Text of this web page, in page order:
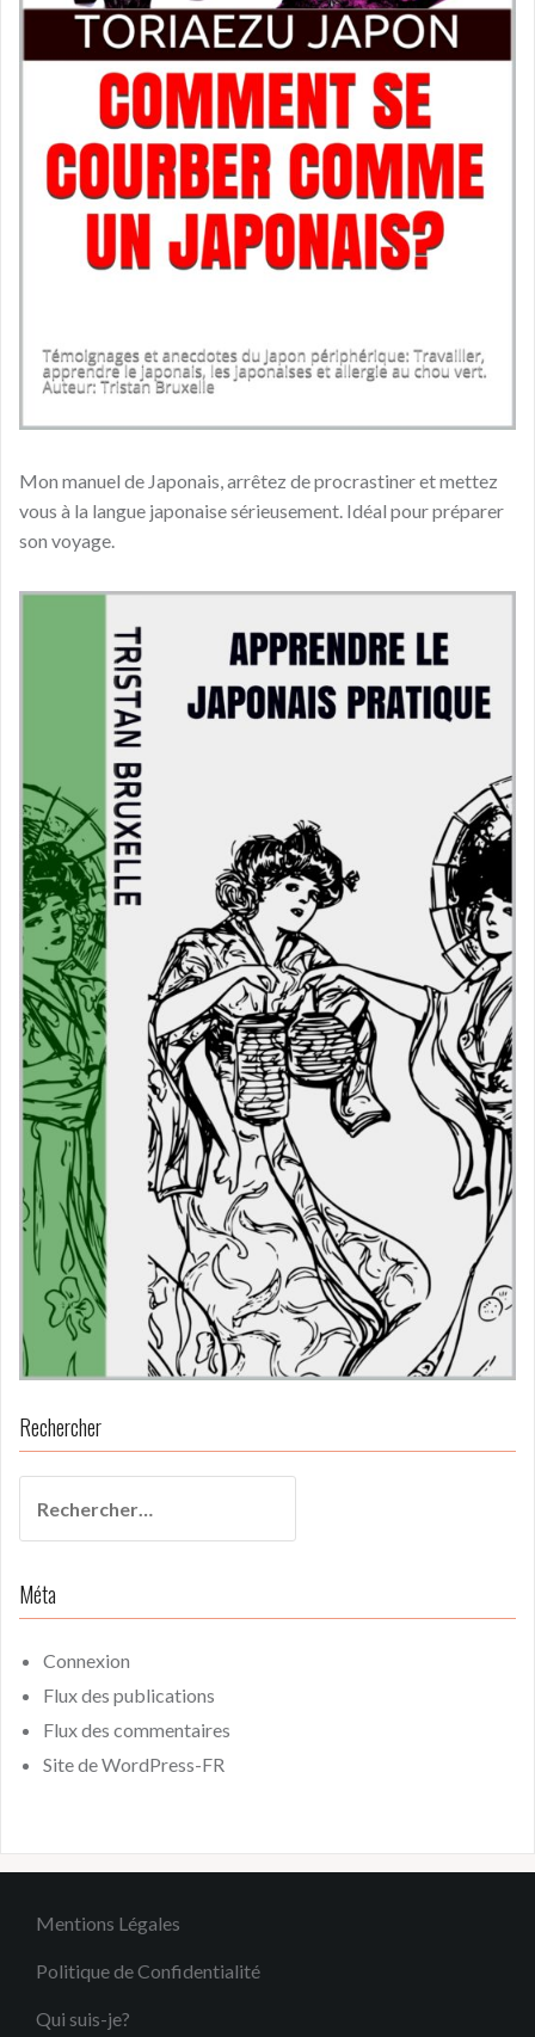
Mon manuel de Japonais, arrêtez de procrastiner et mettez
vous à la langue japonaise sérieusement. Idéal pour préparer
son voyage.
Rechercher
Méta
Connexion
Flux des publications
Flux des commentaires
Site de WordPress-FR
Mentions Légales
Politique de Confidentialité
Qui suis-je?